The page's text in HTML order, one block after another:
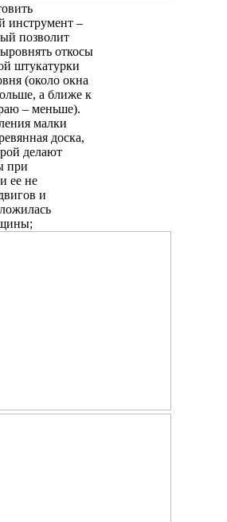
инструмент –
позволит
откосы
штукатурки
(около окна
а ближе к
– меньше).
малки
доска,
делают
при
ее не
и